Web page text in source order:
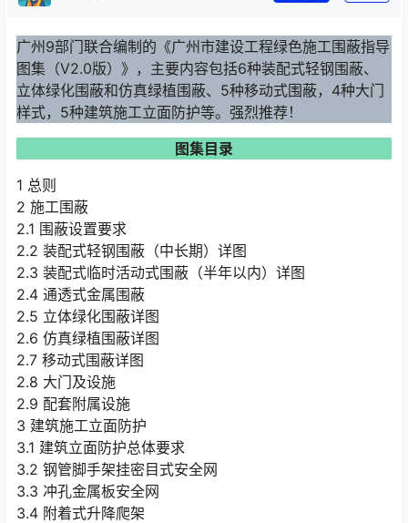
广州9部门联合编制的《广州市建设工程绿色施工围蔽指导
图集（V2.0版）》，主要内容包括6种装配式轻钢围蔽、
立体绿化围蔽和仿真绿植围蔽、5种移动式围蔽，4种大门
样式，5种建筑施工立面防护等。强烈推荐！
图集目录
1 总则
2 施工围蔽
2.1 围蔽设置要求
2.2 装配式轻钢围蔽（中长期）详图
2.3 装配式临时活动式围蔽（半年以内）详图
2.4 通透式金属围蔽
2.5 立体绿化围蔽详图
2.6 仿真绿植围蔽详图
2.7 移动式围蔽详图
2.8 大门及设施
2.9 配套附属设施
3 建筑施工立面防护
3.1 建筑立面防护总体要求
3.2 钢管脚手架挂密目式安全网
3.3 冲孔金属板安全网
3.4 附着式升降爬架